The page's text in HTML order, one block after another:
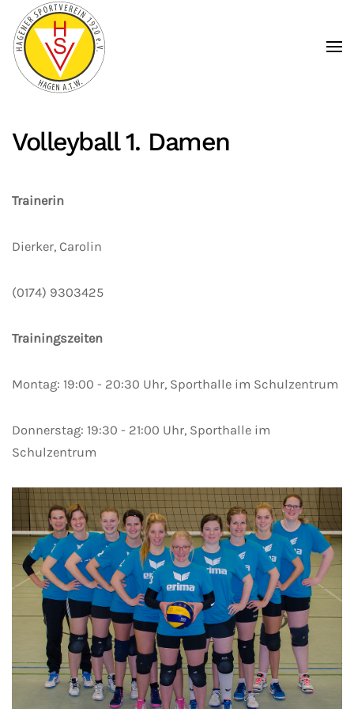
Zum Hauptinhalt springen
Volleyball 1. Damen
Trainerin
Dierker, Carolin
(0174) 9303425
Trainingszeiten
Montag: 19:00 - 20:30 Uhr, Sporthalle im Schulzentrum
Donnerstag: 19:30 - 21:00 Uhr, Sporthalle im
Schulzentrum